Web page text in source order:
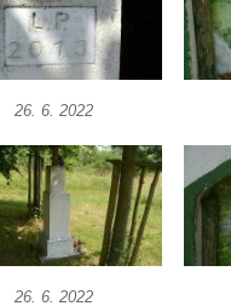
26. 6. 2022
26. 6. 2022